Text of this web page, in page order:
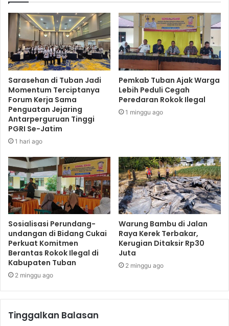
Sarasehan di Tuban Jadi
Momentum Terciptanya
Forum Kerja Sama
Penguatan Jejaring
Antarperguruan Tinggi
PGRI Se-Jatim
1 hari ago
Pemkab Tuban Ajak Warga
Lebih Peduli Cegah
Peredaran Rokok Ilegal
1 minggu ago
Sosialisasi Perundang-
undangan di Bidang Cukai
Perkuat Komitmen
Berantas Rokok Ilegal di
Kabupaten Tuban
2 minggu ago
Warung Bambu di Jalan
Raya Kerek Terbakar,
Kerugian Ditaksir Rp30
Juta
2 minggu ago
Tinggalkan Balasan